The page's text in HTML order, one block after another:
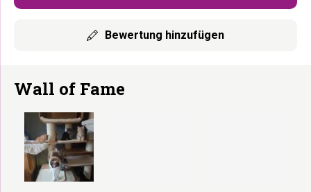
Bewertung hinzufügen
Wall of Fame